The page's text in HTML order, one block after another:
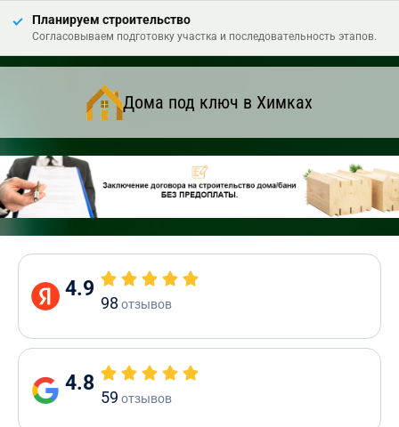
Планируем строительство
Согласовываем подготовку участка и последовательность этапов.
Дома под ключ в Химках
4.9
98 отзывов
4.8
59 отзывов